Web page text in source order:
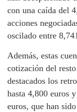
con una caída del
acciones
oscilado entre
Además, estas
cotización del
destacados los
hasta 4,800 euros y
euros, que han